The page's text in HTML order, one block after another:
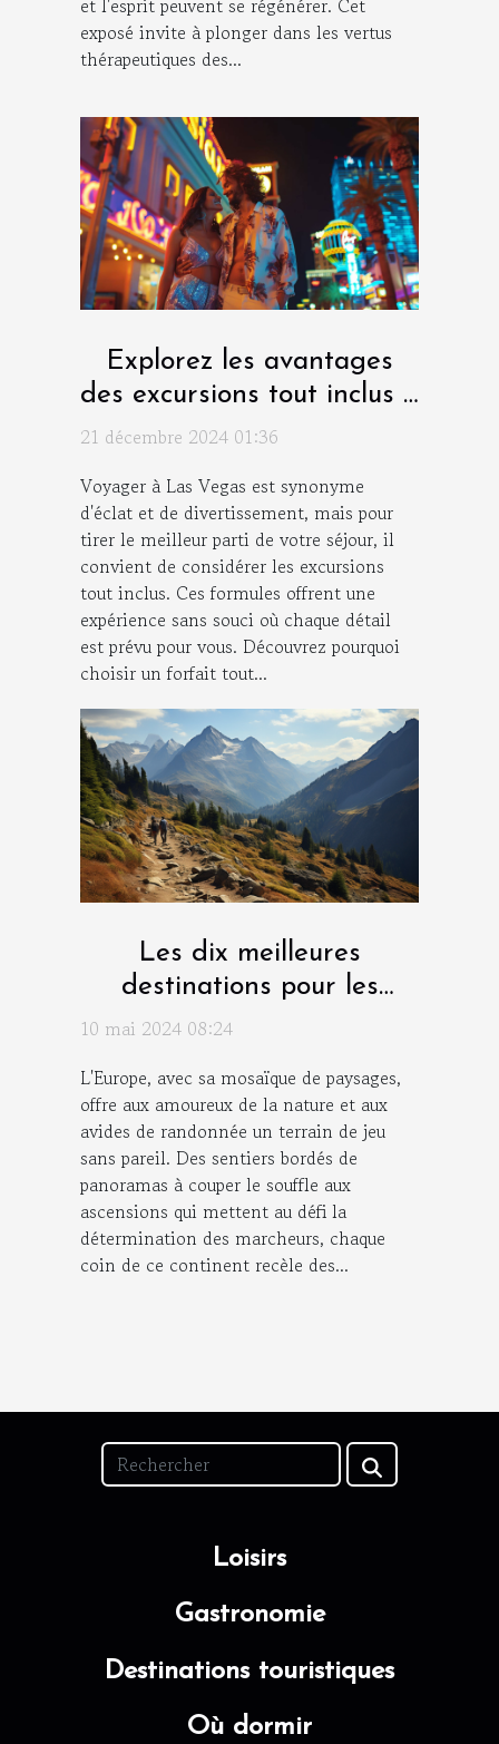
exposé invite à plonger dans les vertus
thérapeutiques des...
Explorez les avantages
des excursions tout inclus à
Las Vegas
21 décembre 2024 01:36
Voyager à Las Vegas est synonyme
d'éclat et de divertissement, mais pour
tirer le meilleur parti de votre séjour, il
convient de considérer les excursions
tout inclus. Ces formules offrent une
expérience sans souci où chaque détail
est prévu pour vous. Découvrez pourquoi
choisir un forfait tout...
Les dix meilleures
destinations pour les
amateurs de randonnée en
10 mai 2024 08:24
L'Europe, avec sa mosaïque de paysages,
offre aux amoureux de la nature et aux
avides de randonnée un terrain de jeu
sans pareil. Des sentiers bordés de
panoramas à couper le souffle aux
ascensions qui mettent au défi la
détermination des marcheurs, chaque
coin de ce continent recèle des...
Loisirs
Gastronomie
Destinations touristiques
Où dormir